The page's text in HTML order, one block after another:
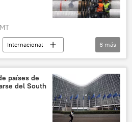
Internacional
Stream
6 más
países de
del South